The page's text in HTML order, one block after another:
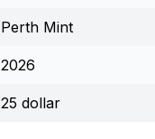
Perth Mint
2026
25 dollar